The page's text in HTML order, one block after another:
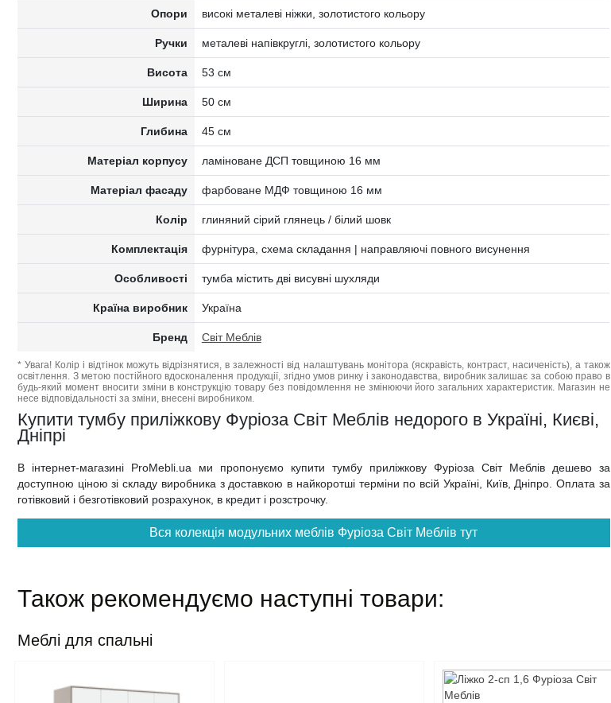
Опори високі металеві ніжки, золотистого кольору
Ручки металеві напівкруглі, золотистого кольору
Висота 53 см
Ширина 50 см
Глибина 45 см
Матеріал корпусу ламіноване ДСП товщиною 16 мм
Матеріал фасаду фарбоване МДФ товщиною 16 мм
Колір глиняний сірий глянець / білий шовк
Комплектація фурнітура, схема складання | направляючі повного висунення
Особливості тумба містить дві висувні шухляди
Країна виробник Україна
Бренд Світ Меблів
* Увага! Колір і відтінок можуть відрізнятися, в залежності від налаштувань монітора (яскравість, контраст, насиченість), а також
освітлення. З метою постійного вдосконалення продукції, згідно умов ринку і законодавства, виробник залишає за собою право в
будь-який момент вносити зміни в конструкцію товару без повідомлення не змінюючи його загальних характеристик. Магазин не
несе відповідальності за зміни, внесені виробником.
Купити тумбу приліжкову Фуріоза Світ Меблів недорого в Україні, Києві,
Дніпрі
В інтернет-магазині ProMebli.ua ми пропонуємо купити тумбу приліжкову Фуріоза Світ Меблів дешево за
доступною ціною зі складу виробника з доставкою в найкоротші терміни по всій Україні, Київ, Дніпро. Оплата за
готівковий і безготівковий розрахунок, в кредит і розстрочку.
Вся колекція модульних меблів Фуріоза Світ Меблів тут
Також рекомендуємо наступні товари:
Меблі для спальні